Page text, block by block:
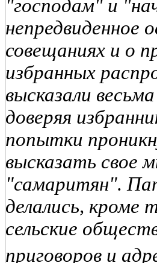
"господам" и
непредвиденное
совещаниях и о
избранных
высказали
доверяя
попытки
высказать свое
"самаритян".
делались, кроме
сельские
приговоров и